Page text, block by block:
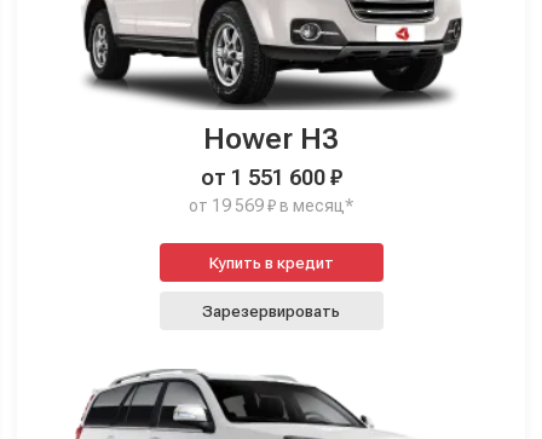
Hower H3
от 1 551 600 ₽
от 19 569 ₽ в месяц*
Купить в кредит
Зарезервировать